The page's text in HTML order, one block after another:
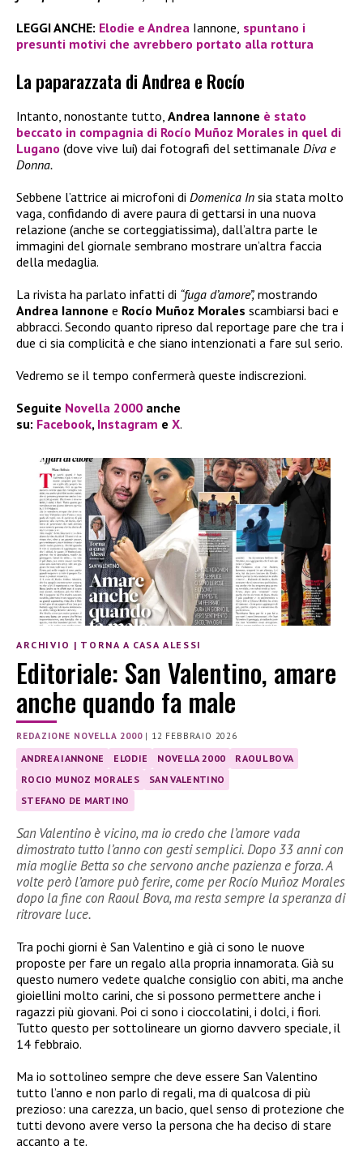
LEGGI ANCHE: Elodie e Andrea Iannone, spuntano i
presunti motivi che avrebbero portato alla rottura
La paparazzata di Andrea e Rocío
Intanto, nonostante tutto, Andrea Iannone è stato
beccato in compagnia di Rocío Muñoz Morales in quel di
Lugano (dove vive lui) dai fotografi del settimanale Diva e
Donna.
Sebbene l’attrice ai microfoni di Domenica In sia stata molto
vaga, confidando di avere paura di gettarsi in una nuova
relazione (anche se corteggiatissima), dall’altra parte le
immagini del giornale sembrano mostrare un’altra faccia
della medaglia.
La rivista ha parlato infatti di “fuga d’amore”, mostrando
Andrea Iannone e Rocío Muñoz Morales scambiarsi baci e
abbracci. Secondo quanto ripreso dal reportage pare che tra i
due ci sia complicità e che siano intenzionati a fare sul serio.
Vedremo se il tempo confermerà queste indiscrezioni.
Seguite Novella 2000 anche
su: Facebook, Instagram e X.
ARCHIVIO | TORNA A CASA ALESSI
Editoriale: San Valentino, amare
anche quando fa male
REDAZIONE NOVELLA 2000| 12 FEBBRAIO 2026
ANDREA IANNONE ELODIE NOVELLA 2000
RAOUL BOVA
ROCIO MUNOZ MORALES
SAN VALENTINO
STEFANO DE MARTINO
San Valentino è vicino, ma io credo che l’amore vada
dimostrato tutto l’anno con gesti semplici. Dopo 33 anni con
mia moglie Betta so che servono anche pazienza e forza. A
volte però l’amore può ferire, come per Rocío Muñoz Morales
dopo la fine con Raoul Bova, ma resta sempre la speranza di
ritrovare luce.
Tra pochi giorni è San Valentino e già ci sono le nuove
proposte per fare un regalo alla propria innamorata. Già su
questo numero vedete qualche consiglio con abiti, ma anche
gioiellini molto carini, che si possono permettere anche i
ragazzi più giovani. Poi ci sono i cioccolatini, i dolci, i fiori.
Tutto questo per sottolineare un giorno davvero speciale, il
14 febbraio.
Ma io sottolineo sempre che deve essere San Valentino
tutto l’anno e non parlo di regali, ma di qualcosa di più
prezioso: una carezza, un bacio, quel senso di protezione che
tutti devono avere verso la persona che ha deciso di stare
accanto a te.